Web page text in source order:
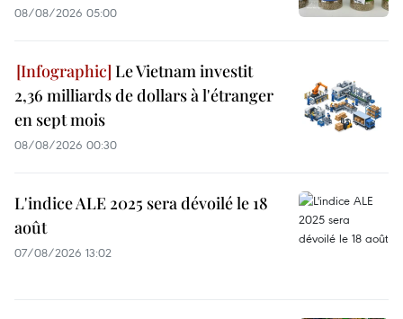
08/08/2026 05:00
Le Vietnam investit
2,36 milliards de dollars à l'étranger
en sept mois
08/08/2026 00:30
L'indice ALE 2025 sera dévoilé le 18
août
07/08/2026 13:02